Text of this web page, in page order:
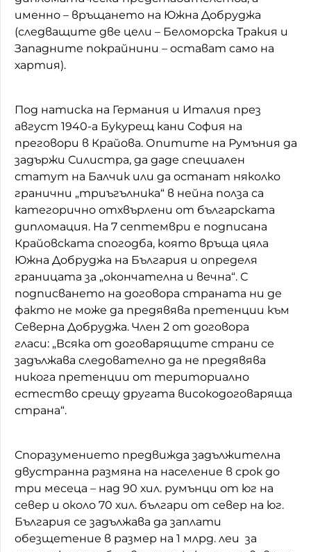
именно – връщането на Южна Добруджа
(следващите две цели – Беломорска Тракия и
Западните покрайнини – остават само на
хартия).
Под натиска на Германия и Италия през
август 1940-а Букурещ кани София на
преговори в Крайова. Опитите на Румъния да
задържи Силистра, да даде специален
статут на Балчик или да останат няколко
гранични „триъгълника“ в нейна полза са
категорично отхвърлени от българската
дипломация. На 7 септември е подписана
Крайовската спогодба, която връща цяла
Южна Добруджа на България и определя
границата за „окончателна и вечна“. С
подписването на договора страната ни де
факто не може да предявява претенции към
Северна Добруджа. Член 2 от договора
гласи: „Всяка от договарящите страни се
задължава следователно да не предявява
никога претенции от териториално
естество срещу другата високодоговаряща
страна“.
Споразумението предвижда задължителна
двустранна размяна на население в срок до
три месеца – над 90 хил. румънци от юг на
север и около 70 хил. българи от север на юг.
България се задължава да заплати
обезщетение в размер на 1 млрд. леи за